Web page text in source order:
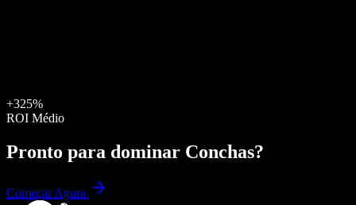
+325%
ROI Médio
Pronto para dominar Conchas?
Começar Agora